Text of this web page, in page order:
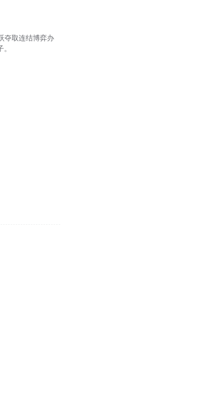
夺取连结博弈办